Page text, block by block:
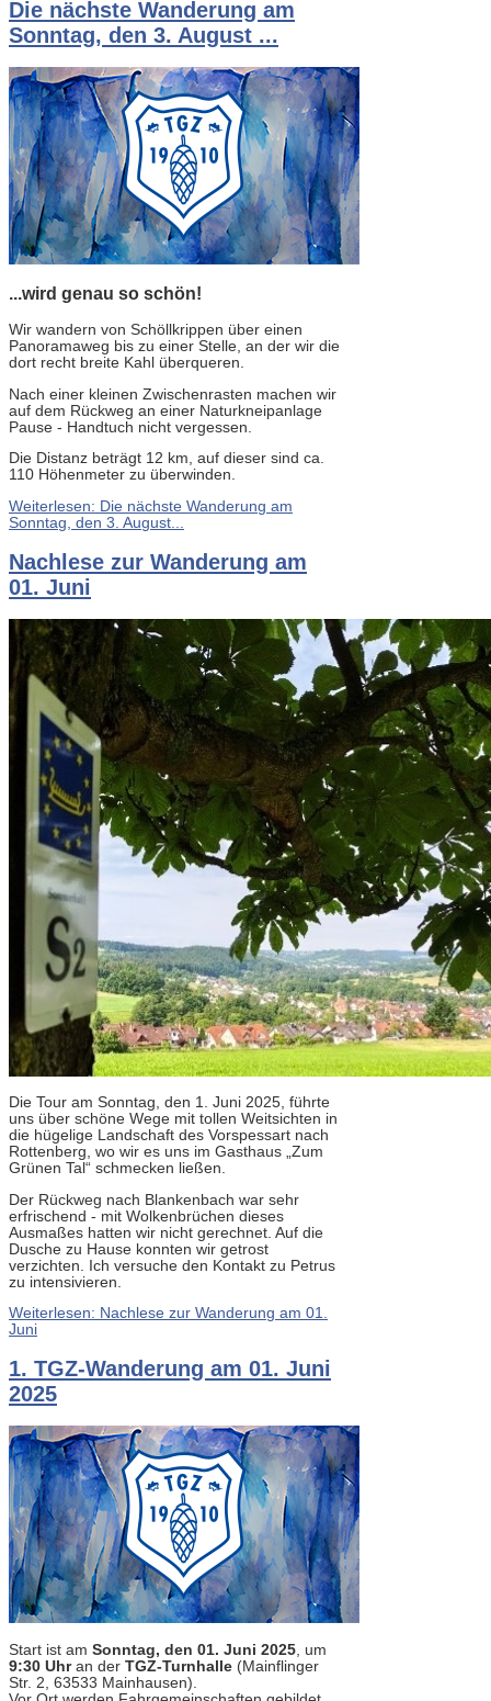
Die nächste Wanderung am
Sonntag, den 3. August ...
...wird genau so schön!
Wir wandern von Schöllkrippen über einen
Panoramaweg bis zu einer Stelle, an der wir die
dort recht breite Kahl überqueren.
Nach einer kleinen Zwischenrasten machen wir
auf dem Rückweg an einer Naturkneipanlage
Pause - Handtuch nicht vergessen.
Die Distanz beträgt 12 km, auf dieser sind ca.
110 Höhenmeter zu überwinden.
Weiterlesen: Die nächste Wanderung am
Sonntag, den 3. August...
Nachlese zur Wanderung am
01. Juni
Die Tour am Sonntag, den 1. Juni 2025, führte
uns über schöne Wege mit tollen Weitsichten in
die hügelige Landschaft des Vorspessart nach
Rottenberg, wo wir es uns im Gasthaus „Zum
Grünen Tal“ schmecken ließen.
Der Rückweg nach Blankenbach war sehr
erfrischend - mit Wolkenbrüchen dieses
Ausmaßes hatten wir nicht gerechnet. Auf die
Dusche zu Hause konnten wir getrost
verzichten. Ich versuche den Kontakt zu Petrus
zu intensivieren.
Weiterlesen: Nachlese zur Wanderung am 01.
Juni
1. TGZ-Wanderung am 01. Juni
2025
Start ist am Sonntag, den 01. Juni 2025 , um
9:30 Uhran der TGZ-Turnhalle (Mainflinger
Str. 2, 63533 Mainhausen).